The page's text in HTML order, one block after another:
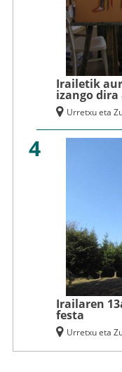
Irailetik
izango
Urretxu eta
4
Irailaren
festa
Urretxu eta